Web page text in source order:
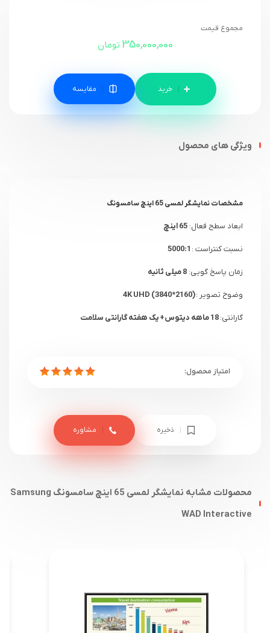
مجموع قیمت
350,000,000 تومان
مقایسه
ویژگی های محصول
مشخصاتنمایشگر لمسی 65 اینچ سامسونگ
ابعاد سطح فعال: 65 اینچ
نسبت کنتراست :
زمان پاسخ گویی: 8 میلی ثانیه
وضوح تصویر :
گارانتی:
ذخیره مشاوره
محصولات مشابه نمایشگر لمسی 65 اینچ سامسونگ Samsung
WAD Interactive